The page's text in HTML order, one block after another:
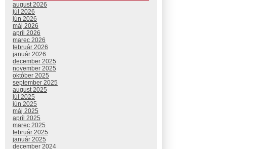
august 2026
júl 2026
jún 2026
máj 2026
apríl 2026
marec 2026
február 2026
január 2026
december 2025
november 2025
október 2025
september 2025
august 2025
júl 2025
jún 2025
máj 2025
apríl 2025
marec 2025
február 2025
január 2025
december 2024